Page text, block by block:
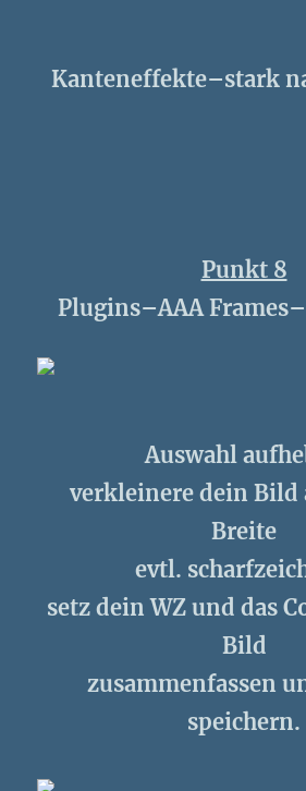
Kanteneffekte–stark
Punkt 8
Plugins–AAA
Auswahl
verkleinere dein Bild
Breite
evtl.
setz dein WZ und das
Bild
zusammenfassen
speichern.